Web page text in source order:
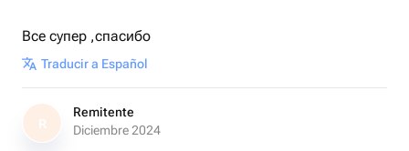
Все супер ,спасибо
Traducir a Español
R
Remitente
Diciembre 2024